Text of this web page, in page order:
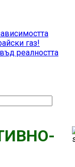
газ!
реалността